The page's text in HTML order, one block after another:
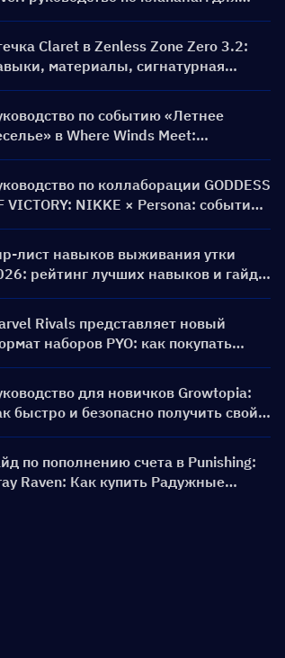
и наградам
Claret в Zenless Zone Zero 3.2:
материалы, сигнатурная
и Ментальная картина
по событию «Летнее
в Where Winds Meet:
задания и награды
по коллаборации GODDESS
VICTORY: NIKKE × Persona: событие
ON FRONTLINE, персонажи,
лист навыков выживания утки
рейтинг лучших навыков и гайд
сборкам
Rivals представляет новый
наборов PYO: как покупать
в обновлении магазина
для новичков Growtopia:
быстро и безопасно получить свой
World Lock
по пополнению счета в Punishing:
Raven: Как купить Радужные